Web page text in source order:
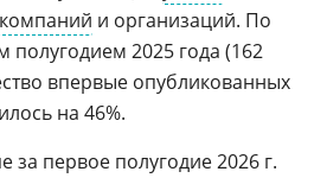
и организаций. По
2025 года (162
впервые опубликованных
на 46%.
за первое полугодие 2026 г.